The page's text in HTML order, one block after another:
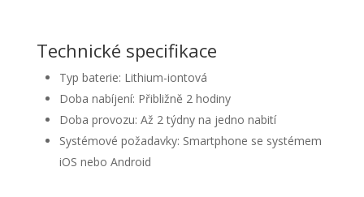
Technické specifikace
Typ baterie: Lithium-iontová
Doba nabíjení: Přibližně 2 hodiny
Doba provozu: Až 2 týdny na jedno nabití
Systémové požadavky: Smartphone se systémem
iOS nebo Android